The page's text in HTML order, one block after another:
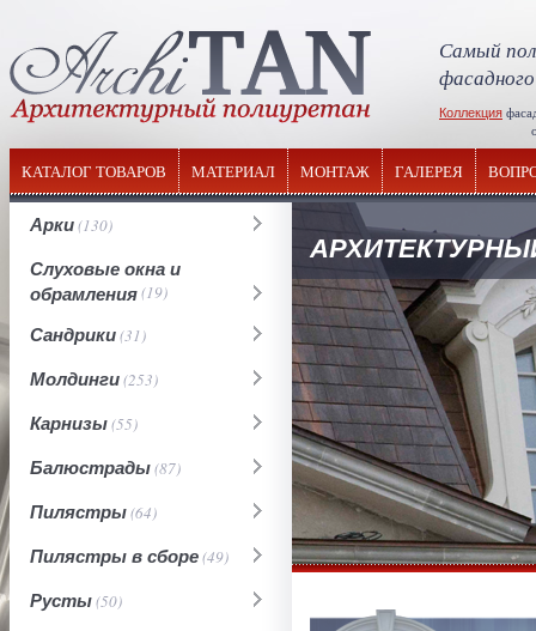
Самый
Коллекция
КАТАЛОГ ТОВАРОВ МАТЕРИАЛ МОНТАЖ ГАЛЕРЕЯ
Арки(130)
Слуховые окна и
обрамления(19)
Сандрики(31)
Молдинги(253)
Карнизы(55)
Балюстрады(87)
Пилястры(64)
Пилястры в сборе(49)
Русты(50)